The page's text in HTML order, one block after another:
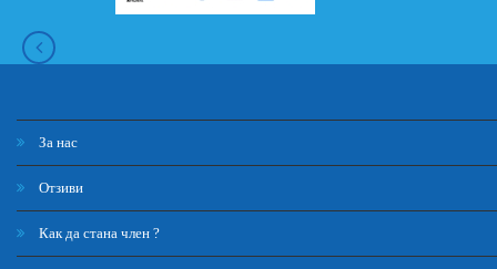
За нас
Отзиви
Как да стана член ?